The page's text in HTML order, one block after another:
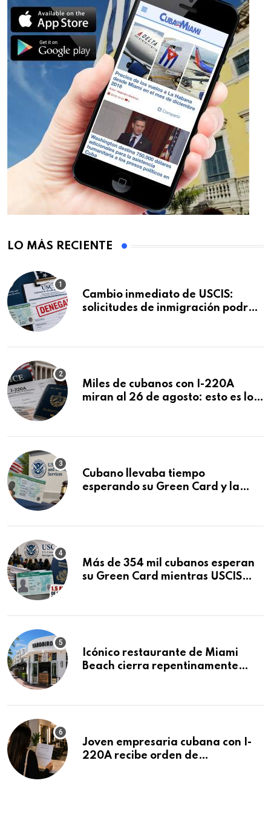
LO MÁS RECIENTE
Cambio inmediato de USCIS:
solicitudes de inmigración podrán
Miles de cubanos con I-220A
miran al 26 de agosto: esto es lo
Cubano llevaba tiempo
esperando su Green Card y la
Más de 354 mil cubanos esperan
su Green Card mientras USCIS
Icónico restaurante de Miami
Beach cierra repentinamente
Joven empresaria cubana con I-
220A recibe orden de